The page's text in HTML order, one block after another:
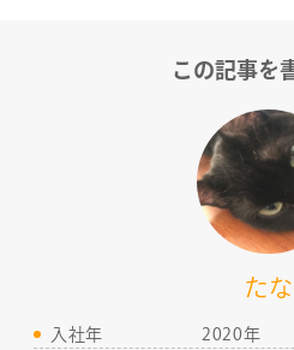
この記事を
たな
入社年
2020年